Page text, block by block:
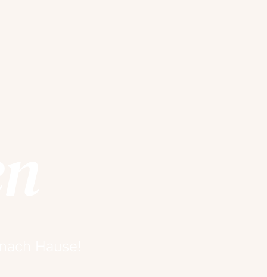
Hause!